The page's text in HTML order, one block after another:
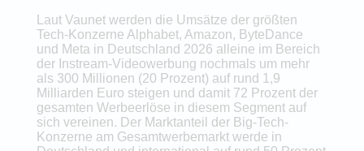
Laut Vaunet werden die Umsätze der größten
Tech-Konzerne Alphabet, Amazon, ByteDance
und Meta in Deutschland 2026 alleine im Bereich
der Instream-Videowerbung nochmals um mehr
als 300 Millionen (20 Prozent) auf rund 1,9
Milliarden Euro steigen und damit 72 Prozent der
gesamten Werbeerlöse in diesem Segment auf
sich vereinen. Der Marktanteil der Big-Tech-
Konzerne am Gesamtwerbemarkt werde in